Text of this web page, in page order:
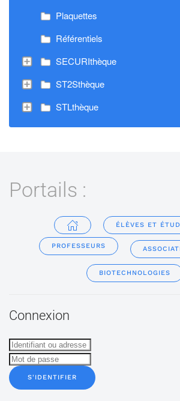
Plaquettes
Référentiels
SECURIthèque
ST2Sthèque
STLthèque
Portails :
ÉLÈVES ET
PROFESSEURS
BIOTECHNOLOGIES
Connexion
S'IDENTIFIER